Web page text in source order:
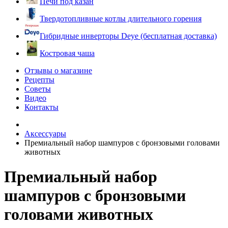
Твердотопливные котлы длительного горения
Гибридные инверторы Deye (бесплатная доставка)
Костровая чаша
Отзывы о магазине
Рецепты
Советы
Видео
Контакты
Аксессуары
Премиальный набор шампуров с бронзовыми головами
животных
Премиальный набор
шампуров с бронзовыми
головами животных